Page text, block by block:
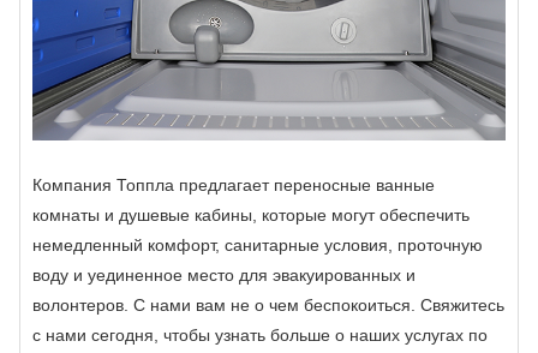
Компания Топпла предлагает переносные ванные
комнаты и душевые кабины, которые могут обеспечить
немедленный комфорт, санитарные условия, проточную
воду и уединенное место для эвакуированных и
волонтеров. С нами вам не о чем беспокоиться. Свяжитесь
с нами сегодня, чтобы узнать больше о наших услугах по